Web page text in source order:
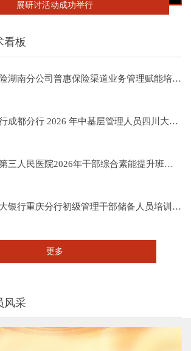
展研讨活动成功举行
看板
中邮保险湖南分公司普惠保险渠道业务管理赋能培训班在四川大学全国干部教育培训基地顺利开班
重庆银行成都分行 2026 年中基层管理人员四川大学培训项目（第一期）在四川大学全国干部教育培训基地顺利开班
宜宾市第三人民医院2026年干部综合素能提升班在四川大学全国干部教育培训基地顺利开班
中国光大银行重庆分行初级管理干部储备人员培训班在四川大学全国干部教育培训基地顺利开班
更多
风采